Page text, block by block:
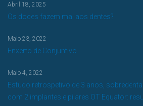
Os doces fazem mal aos dentes?
Abril 18, 2025
Enxerto de Conjuntivo
Maio 23, 2022
Estudo retrospetivo de 3 anos,
com 2 implantes e pilares OT Equator:
Maio 4, 2022